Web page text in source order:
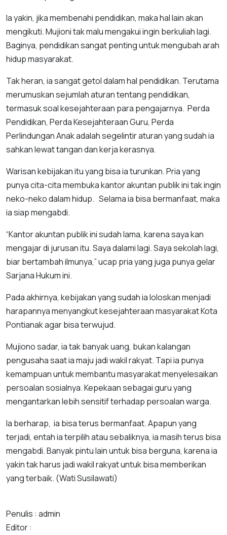
Ia yakin, jika membenahi pendidikan, maka hal lain akan
mengikuti. Mujioni tak malu mengakui ingin berkuliah lagi.
Baginya, pendidikan sangat penting untuk mengubah arah
hidup masyarakat.
Tak heran, ia sangat getol dalam hal pendidikan. Terutama
merumuskan sejumlah aturan tentang pendidikan,
termasuk soal kesejahteraan para pengajarnya. Perda
Pendidikan, Perda Kesejahteraan Guru, Perda
Perlindungan Anak adalah segelintir aturan yang sudah ia
sahkan lewat tangan dan kerja kerasnya.
Warisan kebijakan itu yang bisa ia turunkan. Pria yang
punya cita-cita membuka kantor akuntan publik ini tak ingin
neko-neko dalam hidup. Selama ia bisa bermanfaat, maka
ia siap mengabdi.
“Kantor akuntan publik ini sudah lama, karena saya kan
mengajar di jurusan itu. Saya dalami lagi. Saya sekolah lagi,
biar bertambah ilmunya,” ucap pria yang juga punya gelar
Sarjana Hukum ini.
Pada akhirnya, kebijakan yang sudah ia loloskan menjadi
harapannya menyangkut kesejahteraan masyarakat Kota
Pontianak agar bisa terwujud.
Mujiono sadar, ia tak banyak uang, bukan kalangan
pengusaha saat ia maju jadi wakil rakyat. Tapi ia punya
kemampuan untuk membantu masyarakat menyelesaikan
persoalan sosialnya. Kepekaan sebagai guru yang
mengantarkan lebih sensitif terhadap persoalan warga.
Ia berharap, ia bisa terus bermanfaat. Apapun yang
terjadi, entah ia terpilih atau sebaliknya, ia masih terus bisa
mengabdi. Banyak pintu lain untuk bisa berguna, karena ia
yakin tak harus jadi wakil rakyat untuk bisa memberikan
yang terbaik. (Wati Susilawati)
Penulis : admin
Editor :